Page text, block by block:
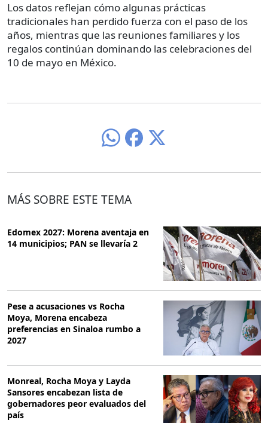
Los datos reflejan cómo algunas prácticas
tradicionales han perdido fuerza con el paso de los
años, mientras que las reuniones familiares y los
regalos continúan dominando las celebraciones del
10 de mayo en México.
MÁS SOBRE ESTE TEMA
Edomex 2027: Morena aventaja en
14 municipios; PAN se llevaría 2
Pese a acusaciones vs Rocha
Moya, Morena encabeza
preferencias en Sinaloa rumbo a
2027
Monreal, Rocha Moya y Layda
Sansores encabezan lista de
gobernadores peor evaluados del
país